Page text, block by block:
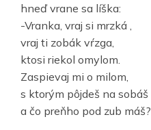
hneď vrane sa líška:
-Vranka, vraj si mrzká ,
vraj ti zobák vŕzga,
ktosi riekol omylom.
Zaspievaj mi o milom,
s ktorým pôjdeš na sobáš
a čo preňho pod zub máš?